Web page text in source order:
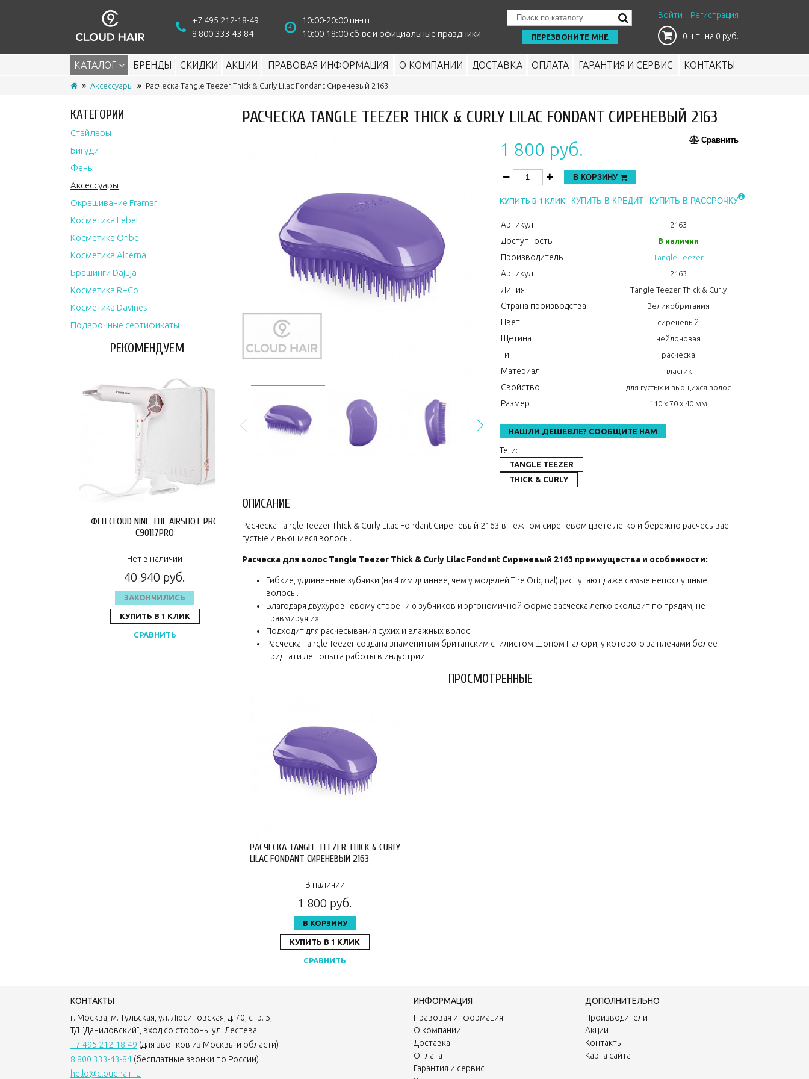
+7 495 212-18-49
8 800 333-43-84
10:00-20:00 пн-пт
10:00-18:00 сб-вс и официальные праздники
ПЕРЕЗВОНИТЕ МНЕ
Войти Регистрация
0 шт. на 0 руб.
КАТАЛОГ БРЕНДЫ СКИДКИ АКЦИИ ПРАВОВАЯ ИНФОРМАЦИЯ О КОМПАНИИ ДОСТАВКА ОПЛАТА ГАРАНТИЯ И СЕРВИС КОНТАКТЫ
Аксессуары Расческа Tangle Teezer Thick & Curly Lilac Fondant Сиреневый 2163
КАТЕГОРИИ
Стайлеры
Бигуди
Фены
Аксессуары
Окрашивание Framar
Косметика Lebel
Косметика Oribe
Косметика Alterna
Брашинги Dajuja
Косметика R+Co
Косметика Davines
Подарочные сертификаты
РЕКОМЕНДУЕМ
ФЕН CLOUD NINE THE AIRSHOT PRO
C90117PRO
Нет в наличии
40 940 руб.
ЗАКОНЧИЛИСЬ
КУПИТЬ В 1 КЛИК
СРАВНИТЬ
РАСЧЕСКА TANGLE TEEZER THICK & CURLY LILAC FONDANT СИРЕНЕВЫЙ 2163
Сравнить
1 800 руб.
В КОРЗИНУ
КУПИТЬ В 1 КЛИК КУПИТЬ В КРЕДИТ КУПИТЬ В РАССРОЧКУ
Артикул 2163
Доступность В наличии
Производитель Tangle Teezer
Артикул 2163
Линия Tangle Teezer Thick & Curly
Страна производства Великобритания
Цвет сиреневый
Щетина нейлоновая
Тип расческа
Материал пластик
Свойство для густых и вьющихся волос
Размер 110 x 70 x 40 мм
НАШЛИ ДЕШЕВЛЕ? СООБЩИТЕ НАМ
Теги:
TANGLE TEEZER
THICK & CURLY
ОПИСАНИЕ
Расческа Tangle Teezer Thick & Curly Lilac Fondant Сиреневый 2163 в нежном сиреневом цвете легко и бережно расчесывает
густые и вьющиеся волосы.
Расческа для волос Tangle Teezer Thick & Curly Lilac Fondant Сиреневый 2163 преимущества и особенности:
Гибкие, удлиненные зубчики (на 4 мм длиннее, чем у моделей The Original) распутают даже самые непослушные
волосы.
Благодаря двухуровневому строению зубчиков и эргономичной форме расческа легко скользит по прядям, не
травмируя их.
Подходит для расчесывания сухих и влажных волос.
Расческа Tangle Teezer создана знаменитым британским стилистом Шоном Палфри, у которого за плечами более
тридцати лет опыта работы в индустрии.
ПРОСМОТРЕННЫЕ
РАСЧЕСКА TANGLE TEEZER THICK & CURLY
LILAC FONDANT СИРЕНЕВЫЙ 2163
В наличии
1 800 руб.
В КОРЗИНУ
КУПИТЬ В 1 КЛИК
СРАВНИТЬ
КОНТАКТЫ
г. Москва, м. Тульская, ул. Люсиновская, д. 70, стр. 5,
ТД "Даниловский", вход со стороны ул. Лестева
+7 495 212-18-49 (для звонков из Москвы и области)
8 800 333-43-84 (бесплатные звонки по России)
hello@cloudhair.ru
ИНФОРМАЦИЯ
Правовая информация
О компании
Доставка
Оплата
Гарантия и сервис
ДОПОЛНИТЕЛЬНО
Производители
Акции
Контакты
Карта сайта